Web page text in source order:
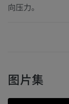
向压力。
图片集